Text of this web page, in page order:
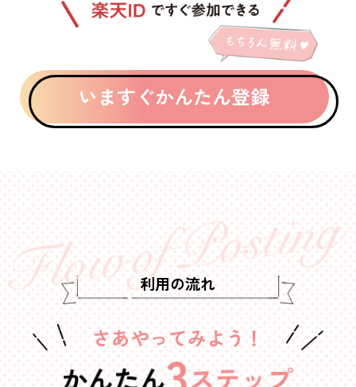
いますぐかんたん登録
利用の流れ
さあやってみよう！